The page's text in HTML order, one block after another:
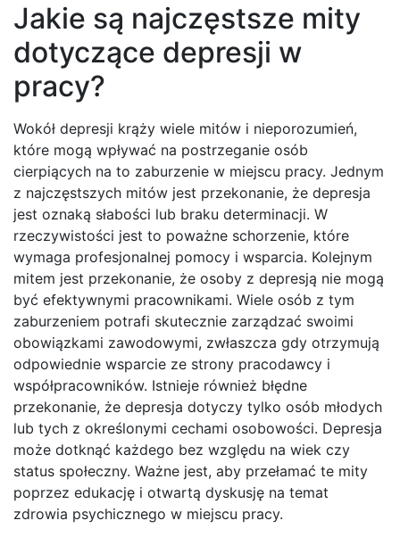
Jakie są najczęstsze mity
dotyczące depresji w
pracy?
Wokół depresji krąży wiele mitów i nieporozumień,
które mogą wpływać na postrzeganie osób
cierpiących na to zaburzenie w miejscu pracy. Jednym
z najczęstszych mitów jest przekonanie, że depresja
jest oznaką słabości lub braku determinacji. W
rzeczywistości jest to poważne schorzenie, które
wymaga profesjonalnej pomocy i wsparcia. Kolejnym
mitem jest przekonanie, że osoby z depresją nie mogą
być efektywnymi pracownikami. Wiele osób z tym
zaburzeniem potrafi skutecznie zarządzać swoimi
obowiązkami zawodowymi, zwłaszcza gdy otrzymują
odpowiednie wsparcie ze strony pracodawcy i
współpracowników. Istnieje również błędne
przekonanie, że depresja dotyczy tylko osób młodych
lub tych z określonymi cechami osobowości. Depresja
może dotknąć każdego bez względu na wiek czy
status społeczny. Ważne jest, aby przełamać te mity
poprzez edukację i otwartą dyskusję na temat
zdrowia psychicznego w miejscu pracy.